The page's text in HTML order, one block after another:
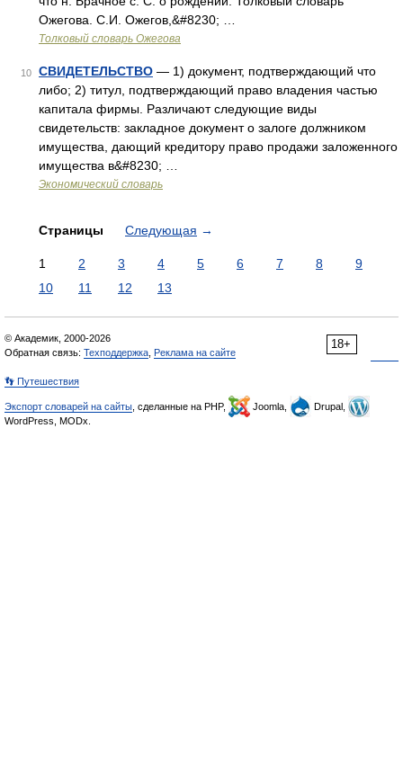
Ожегова. С.И. Ожегов,&#8230; …
Толковый словарь Ожегова
10 СВИДЕТЕЛЬСТВО — 1) документ, подтверждающий что
либо; 2) титул, подтверждающий право владения частью
капитала фирмы. Различают следующие виды
свидетельств: закладное документ о залоге должником
имущества, дающий кредитору право продажи заложенного
имущества в&#8230; …
Экономический словарь
Страницы Следующая →
1 2 3 4 5 6 7 8
9
10
11 12 13
18+
© Академик, 2000-2026
Обратная связь: Техподдержка Реклама на сайте
👣 Путешествия
Экспорт словарей на сайты , сделанные на PHP, Joomla,
Drupal,
WordPress, MODx.